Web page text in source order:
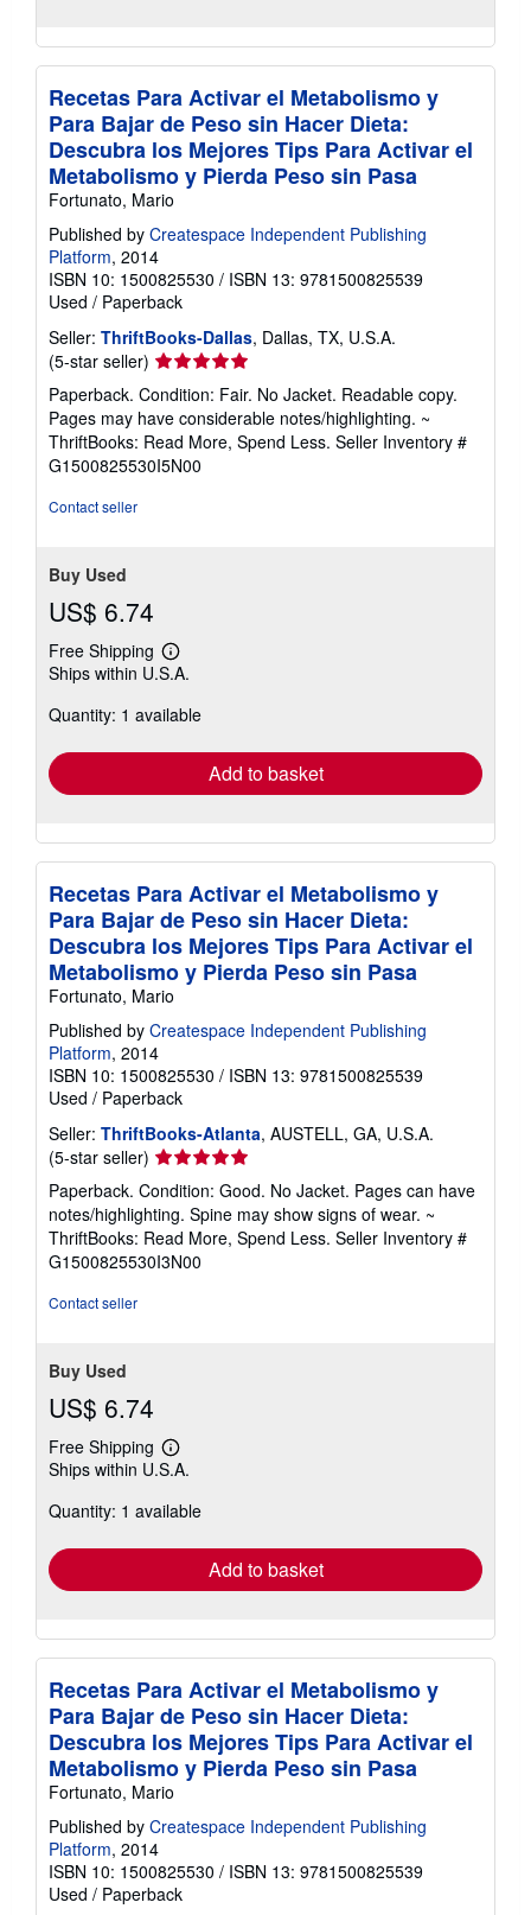
Recetas Para Activar el Metabolismo y
Para Bajar de Peso sin Hacer Dieta:
Descubra los Mejores Tips Para Activar el
Metabolismo y Pierda Peso sin Pasa
Fortunato, Mario
Published by Createspace Independent Publishing
Platform, 2014
ISBN 10: 1500825530 / ISBN 13: 9781500825539
Used / Paperback
Seller: ThriftBooks-Dallas, Dallas, TX, U.S.A.
(5-star seller) Seller
rating
5
out
of
5
Paperback. Condition: Fair. No Jacket. Readable copy.
Pages may have considerable notes/highlighting. ~
ThriftBooks: Read More, Spend Less. Seller Inventory #
G1500825530I5N00
Contact seller
Buy Used
US$ 6.74
Free Shipping
Learn
more
shipping
Ships within U.S.A.
Quantity: 1 available
Add to basket
Recetas Para Activar el Metabolismo y
Para Bajar de Peso sin Hacer Dieta:
Descubra los Mejores Tips Para Activar el
Metabolismo y Pierda Peso sin Pasa
Fortunato, Mario
Published by Createspace Independent Publishing
Platform, 2014
ISBN 10: 1500825530 / ISBN 13: 9781500825539
Used / Paperback
Seller: ThriftBooks-Atlanta, AUSTELL, GA, U.S.A.
(5-star seller) Seller
rating
5
out
of
5
Paperback. Condition: Good. No Jacket. Pages can have
notes/highlighting. Spine may show signs of wear. ~
ThriftBooks: Read More, Spend Less. Seller Inventory #
G1500825530I3N00
Contact seller
Buy Used
US$ 6.74
Free Shipping
Learn
more
shipping
Ships within U.S.A.
Quantity: 1 available
Add to basket
Recetas Para Activar el Metabolismo y
Para Bajar de Peso sin Hacer Dieta:
Descubra los Mejores Tips Para Activar el
Metabolismo y Pierda Peso sin Pasa
Fortunato, Mario
Published by Createspace Independent Publishing
Platform, 2014
ISBN 10: 1500825530 / ISBN 13: 9781500825539
Used / Paperback